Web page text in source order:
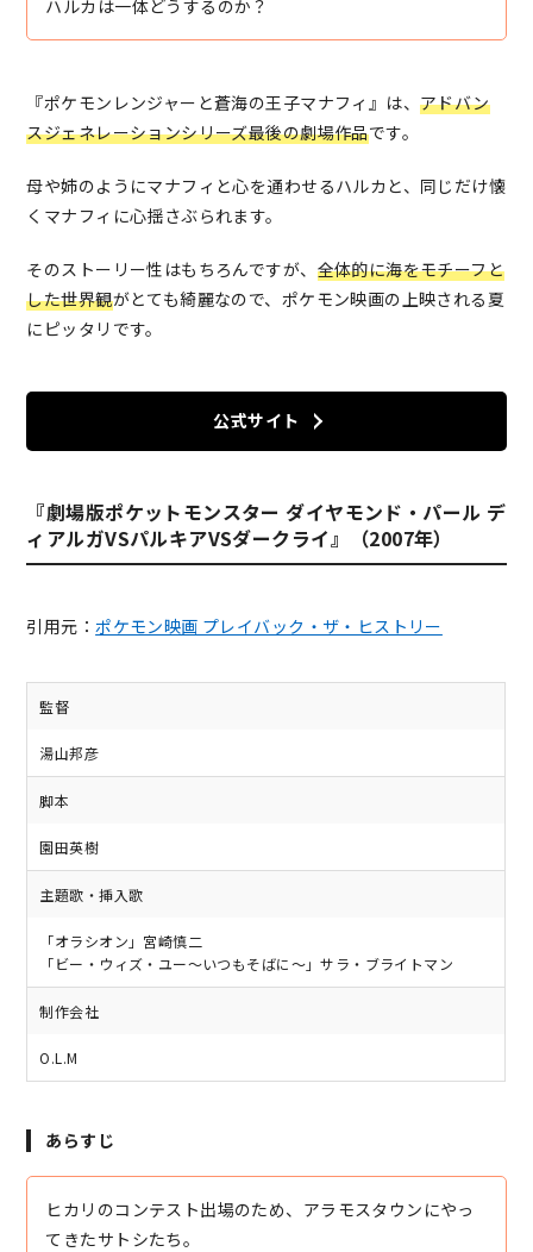
ハルカは一体どうするのか？
『ポケモンレンジャーと蒼海の王子マナフィ』は、アドバン
スジェネレーションシリーズ最後の劇場作品です。
母や姉のようにマナフィと心を通わせるハルカと、同じだけ懐
くマナフィに心揺さぶられます。
そのストーリー性はもちろんですが、 全体的に海をモチーフと
した世界観がとても綺麗なので、ポケモン映画の上映される夏
にピッタリです。
公式サイト
『劇場版ポケットモンスター ダイヤモンド・パール デ
ィアルガVSパルキアVSダークライ』（2007年）
引用元：ポケモン映画 プレイバック・ザ・ヒストリー
監督
湯山邦彦
脚本
園田英樹
主題歌・挿入歌
「オラシオン」宮崎慎二
「ビー・ウィズ・ユー〜いつもそばに〜」サラ・ブライトマン
制作会社
O.L.M
あらすじ
ヒカリのコンテスト出場のため、アラモスタウンにやっ
てきたサトシたち。